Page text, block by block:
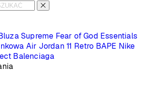
Supreme Fear of God Essentials
Air Jordan 11 Retro BAPE Nike
Balenciaga